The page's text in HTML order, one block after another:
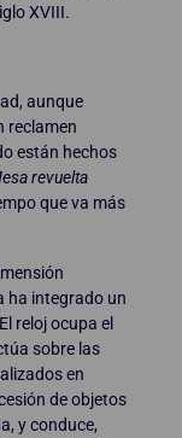
XVIII.
aunque
reclamen
están hechos
revuelta
que va más
ha integrado un
reloj ocupa el
sobre las
en
de objetos
y conduce,